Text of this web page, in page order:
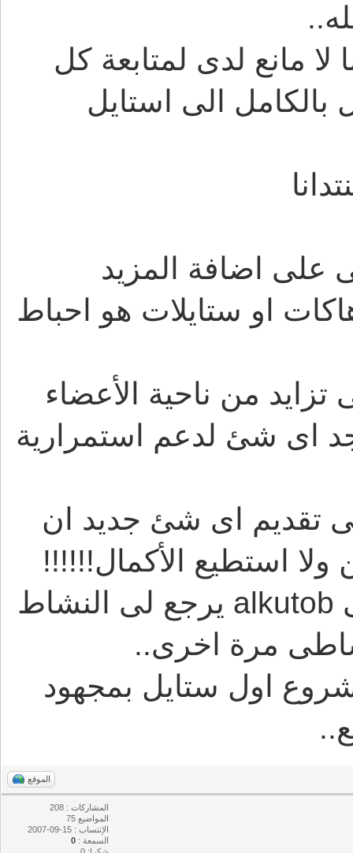
لا مانع لدى لمتابعة كل
الى استايل
اضافة المزيد
او ستايلات هو احباط
من ناحية الأعضاء
اى شئ لدعم استمرارية
تقديم اى شئ جديد ان
استطيع الأكمال!!!!!!
فلعل سؤالك وموضوعك هذا اخى alkutob يرجع لى النشاط
مرة اخرى..
اول ستايل بمجهود
الموقع
المشاركات : 208
المواضيع 75
الإنتساب : 15-09-2007
السمعة :0